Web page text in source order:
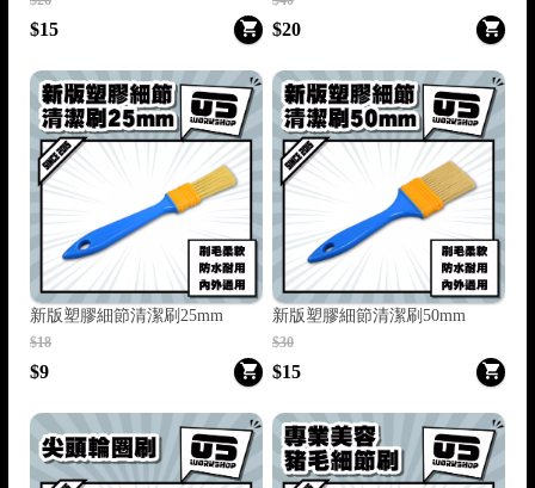
$15 $20
新版塑膠細節清潔刷25mm
$18
$9
新版塑膠細節清潔刷50mm
$30
$15